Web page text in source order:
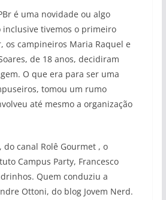
é uma novidade ou algo
tivemos o primeiro
os campineiros Maria Raquel e
de 18 anos, decidiram
O que era para ser uma
tomou um rumo
até mesmo a organização
do canal Rolê Gourmet , o
Campus Party, Francesco
Quem conduziu a
Ottoni, do blog Jovem Nerd.